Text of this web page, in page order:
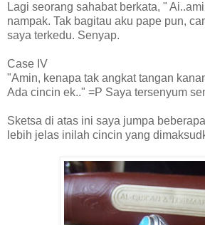
Lagi seorang sahabat berkata, "
nampak. Tak bagitau aku pape pun,
saya terkedu. Senyap.
Case IV
"Amin, kenapa tak angkat tangan
Ada cincin ek.." =P Saya tersenyum
Sketsa di atas ini saya jumpa
lebih jelas inilah cincin yang